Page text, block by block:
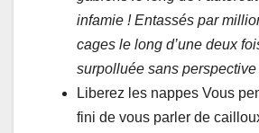
infamie ! Entassés par
cages le long d’une deux
surpolluée sans
Liberez les nappes Vous
fini de vous parler de